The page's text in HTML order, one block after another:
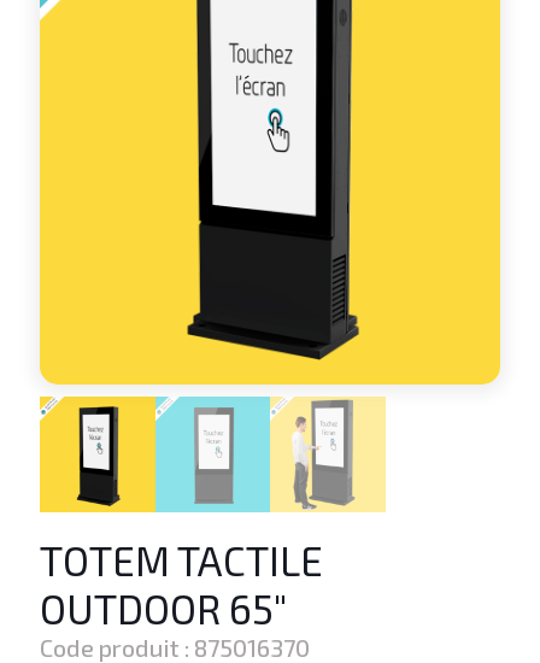
TOTEM TACTILE
OUTDOOR 65″
Code produit : 875016370